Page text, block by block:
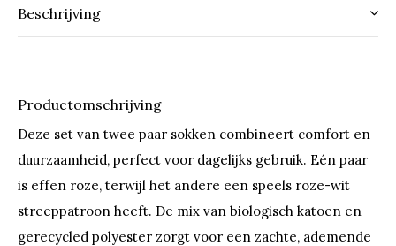
Beschrijving
Productomschrijving
Deze set van twee paar sokken combineert comfort en
duurzaamheid, perfect voor dagelijks gebruik. Eén paar
is effen roze, terwijl het andere een speels roze-wit
streeppatroon heeft. De mix van biologisch katoen en
gerecycled polyester zorgt voor een zachte, ademende